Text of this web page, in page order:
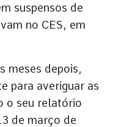
suspensos de
no CES, em
meses depois,
para averiguar as
o seu relatório
de março de